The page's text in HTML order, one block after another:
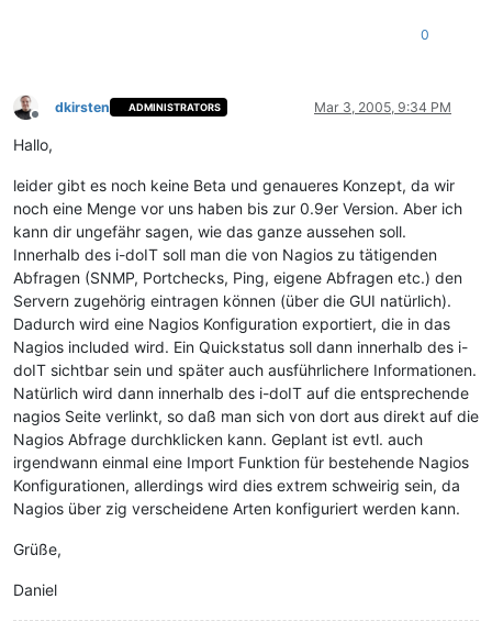
0
Offline
dkirsten ADMINISTRATORS Mar 3, 2005, 9:34 PM
Hallo,
leider gibt es noch keine Beta und genaueres Konzept, da wir
noch eine Menge vor uns haben bis zur 0.9er Version. Aber ich
kann dir ungefähr sagen, wie das ganze aussehen soll.
Innerhalb des i-doIT soll man die von Nagios zu tätigenden
Abfragen (SNMP, Portchecks, Ping, eigene Abfragen etc.) den
Servern zugehörig eintragen können (über die GUI natürlich).
Dadurch wird eine Nagios Konfiguration exportiert, die in das
Nagios included wird. Ein Quickstatus soll dann innerhalb des i-
doIT sichtbar sein und später auch ausführlichere Informationen.
Natürlich wird dann innerhalb des i-doIT auf die entsprechende
nagios Seite verlinkt, so daß man sich von dort aus direkt auf die
Nagios Abfrage durchklicken kann. Geplant ist evtl. auch
irgendwann einmal eine Import Funktion für bestehende Nagios
Konfigurationen, allerdings wird dies extrem schweirig sein, da
Nagios über zig verscheidene Arten konfiguriert werden kann.
Grüße,
Daniel